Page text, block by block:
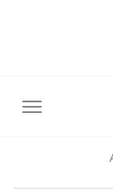
ALTERNAR